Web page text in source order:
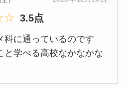
☆ 3.5点
科に通っているのです
と学べる高校なかなかな